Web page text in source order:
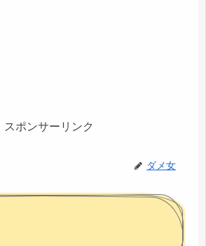
スポンサーリンク
ダメ女